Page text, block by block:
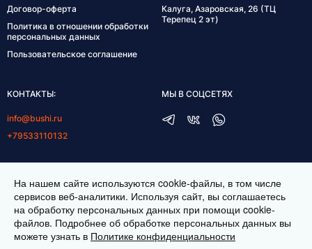
Договор-оферта
Политика в отношении обработки
персональных данных
Пользовательское соглашение
Калуга, Азаровская, 26 (ТЦ
Терепец 2 эт)
КОНТАКТЫ:
info@bushi.ru
+79533110132
пн-пт 10:00-19:00
сб 11:00-17:00
МЫ В СОЦСЕТЯХ
На нашем сайте используются cookie-файлы, в том числе
сервисов веб-аналитики. Используя сайт, вы соглашаетесь
на обработку персональных данных при помощи cookie-
файлов. Подробнее об обработке персональных данных вы
можете узнать в Политике конфиденциальности